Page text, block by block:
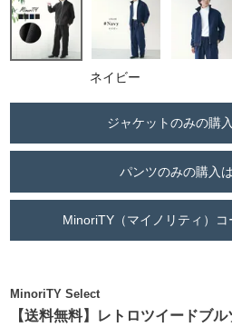
ネイビー
ジャケットのみの購
パンツのみの購入
MinoriTY（マイノリティ）
MinoriTY Select
【送料無料】レトロツイードブ